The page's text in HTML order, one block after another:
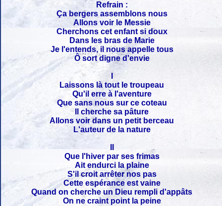
Refrain :
Ça bergers assemblons nous
Allons voir le Messie
Cherchons cet enfant si doux
Dans les bras de Marie
Je l'entends, il nous appelle tous
Ô sort digne d'envie
Laissons là tout le troupeau
Qu'il erre à l'aventure
Que sans nous sur ce coteau
Il cherche sa pâture
Allons voir dans un petit berceau
L'auteur de la nature
Que l'hiver par ses frimas
Ait endurci la plaine
S'il croit arrêter nos pas
Cette espérance est vaine
Quand on cherche un Dieu rempli d'appâts
On ne craint point la peine